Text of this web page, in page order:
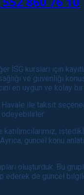
kursları için
ve güvenliği
en uygun ve
ile taksit
ödeyebilirler.
güncel konu
oluşturduk. Bu
de güncel